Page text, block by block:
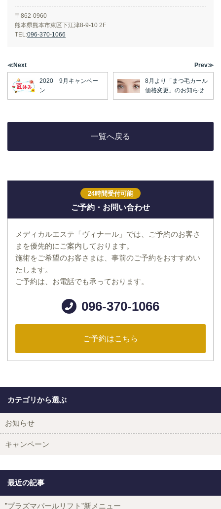
〒862-0960
熊本県熊本市東区下江津8-9-10 2F
TEL:096-370-1066
≪Next
2020 9月キャンペー
ン
Prev≫
8月より「まつ毛カール
価格変更」のお知らせ
一覧へ戻る
24時間受付可能
ご予約・お問い合わせ
メディカルエステ「ヴィナール」では、ご予約のお客さ
まを優先的にご案内しております。
施術をご希望のお客さまは、事前のご予約をおすすめい
たします。
ご予約は、お電話でも承っております。
096-370-1066
ご予約はこちら
カテゴリから選ぶ
お知らせ
キャンペーン
最近の記事
”プラズマパールリフト”新メニュー